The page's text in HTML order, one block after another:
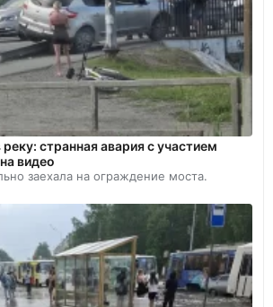
реку: странная авария с участием
видео
заехала на ограждение моста.